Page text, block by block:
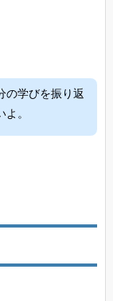
の学びを振り返
。